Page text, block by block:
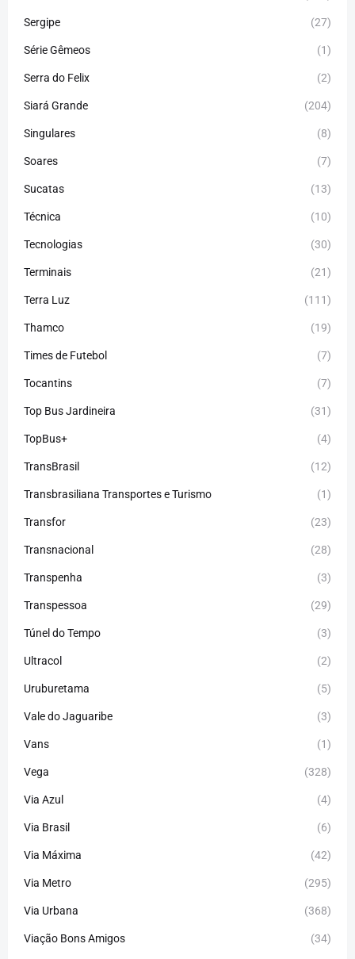
Sergipe (27)
Série Gêmeos (1)
Serra do Felix (2)
Siará Grande (204)
Singulares (8)
Soares (7)
Sucatas (13)
Técnica (10)
Tecnologias (30)
Terminais (21)
Terra Luz (111)
Thamco (19)
Times de Futebol (7)
Tocantins (7)
Top Bus Jardineira (31)
TopBus+ (4)
TransBrasil (12)
Transbrasiliana Transportes e Turismo (1)
Transfor (23)
Transnacional (28)
Transpenha (3)
Transpessoa (29)
Túnel do Tempo (3)
Ultracol (2)
Uruburetama (5)
Vale do Jaguaribe (3)
Vans (1)
Vega (328)
Via Azul (4)
Via Brasil (6)
Via Máxima (42)
Via Metro (295)
Via Urbana (368)
Viação Bons Amigos (34)